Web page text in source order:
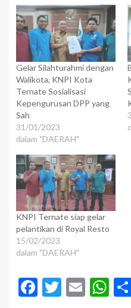
Gelar Silahturahmi dengan
Walikota, KNPI Kota
Ternate Sosialisasi
Kepengurusan DPP yang
Sah
31/01/2023
dalam "DAERAH"
KNPI Ternate siap gelar
pelantikan di Royal Resto
15/02/2023
dalam "DAERAH"
Facebook
Twitter
Email